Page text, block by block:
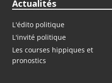
Actualités
L'édito politique
L'invité politique
Les courses hippiques et
pronostics